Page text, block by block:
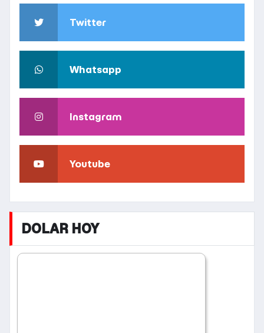
Twitter
Whatsapp
Instagram
Youtube
DOLAR HOY